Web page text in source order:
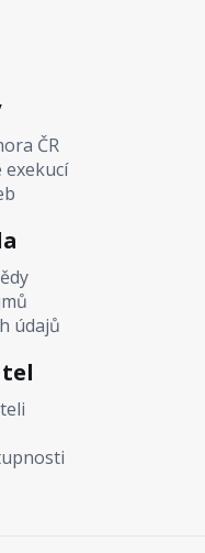
ČR
exekucí
údajů